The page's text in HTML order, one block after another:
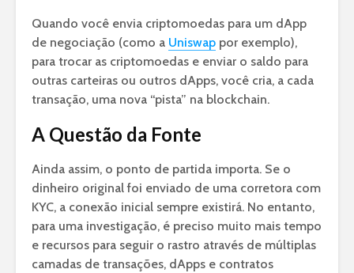
Quando você envia criptomoedas para um dApp
de negociação (como a Uniswap por exemplo),
para trocar as criptomoedas e enviar o saldo para
outras carteiras ou outros dApps, você cria, a cada
transação, uma nova “pista” na blockchain.
A Questão da Fonte
Ainda assim, o ponto de partida importa. Se o
dinheiro original foi enviado de uma corretora com
KYC, a conexão inicial sempre existirá. No entanto,
para uma investigação, é preciso muito mais tempo
e recursos para seguir o rastro através de múltiplas
camadas de transações, dApps e contratos